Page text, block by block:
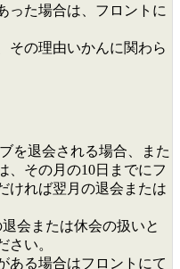
った場合は、フロントに
その理由いかんに関わら
を退会される場合、また
、その月の10日までにフ
ければ翌月の退会または
会または休会の扱いと
さい。
ある場合はフロントにて